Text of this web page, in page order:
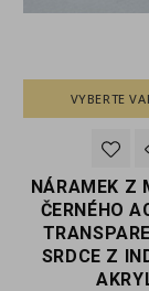
VYBERTE
NÁRAMEK Z
ČERNÉHO
SRDCE Z